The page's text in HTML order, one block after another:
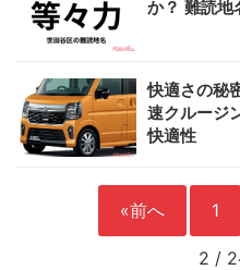
か？ 難読地
快適さの秘
速クルージ
快適性
«前へ 1
2 /